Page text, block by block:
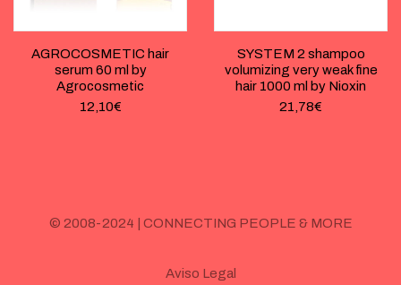
AGROCOSMETIC hair
serum 60 ml by
Agrocosmetic
12,10€
SYSTEM 2 shampoo
volumizing very weak fine
hair 1000 ml by Nioxin
21,78€
© 2008-2024 | CONNECTING PEOPLE & MORE
Aviso Legal